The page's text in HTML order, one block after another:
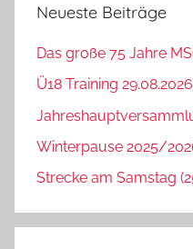
Neueste Beiträge
Das große 75 Jahre
Ü18 Training 29.08.2026
Winterpause 2025/
Strecke am Samstag